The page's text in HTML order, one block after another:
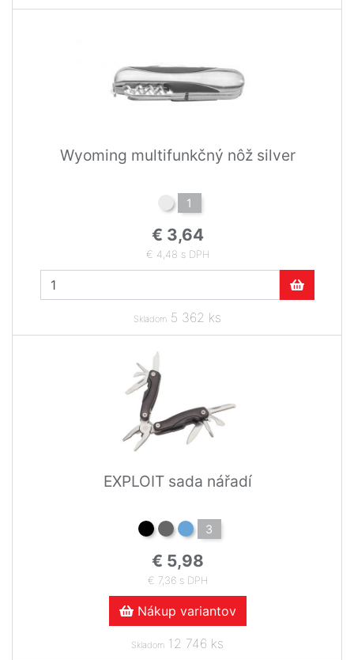
Wyoming multifunkčný nôž silver
1
€ 3,64
€ 4,48 s DPH
Skladom 5 362 ks
EXPLOIT sada nářadí
3
€ 5,98
€ 7,36 s DPH
Nákup variantov
Skladom 12 746 ks